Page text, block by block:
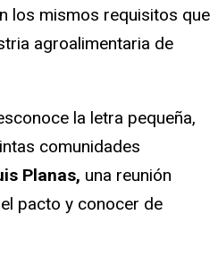
los mismos requisitos que
agroalimentaria de
la letra pequeña,
comunidades
Planas, una reunión
pacto y conocer de